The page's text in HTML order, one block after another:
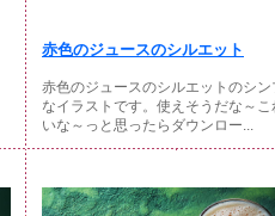
赤色のジュースのシルエット
赤色のジュースのシルエットのシン
なイラストです。使えそうだな～こ
いな～っと思ったらダウンロー...